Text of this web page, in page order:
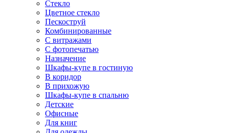
Стекло
Цветное стекло
Пескоструй
Комбинированные
С витражами
С фотопечатью
Назначение
Шкафы-купе в гостиную
В коридор
В прихожую
Шкафы-купе в спальню
Детские
Офисные
Для книг